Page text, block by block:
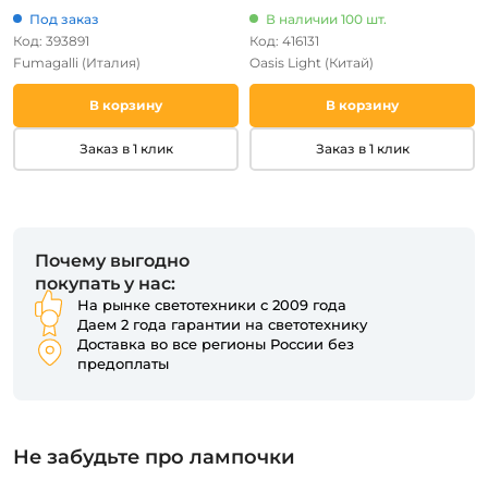
Под заказ
Код: 393891
Fumagalli (Италия)
В корзину
Заказ в 1 клик
В наличии 100 шт.
Код: 416131
Oasis Light (Китай)
В корзину
Заказ в 1 клик
Почему выгодно
покупать у нас:
На рынке светотехники с 2009 года
Даем 2 года гарантии на светотехнику
Доставка во все регионы России без
предоплаты
Не забудьте про лампочки